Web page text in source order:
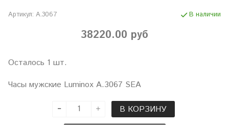
Артикул: A.3067 В наличии
38220.00 руб
Осталось 1 шт.
Часы мужские Luminox A.3067 SEA
В КОРЗИНУ